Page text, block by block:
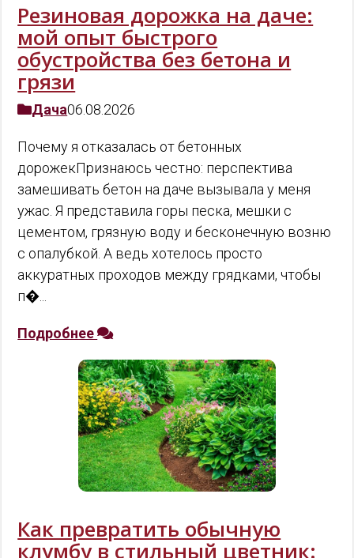
Резиновая дорожка на даче:
мой опыт быстрого
обустройства без бетона и
грязи
Дача06.08.2026
Почему я отказалась от бетонных
дорожекПризнаюсь честно: перспектива
замешивать бетон на даче вызывала у меня
ужас. Я представила горы песка, мешки с
цементом, грязную воду и бесконечную возню
с опалубкой. А ведь хотелось просто
аккуратных проходов между грядками, чтобы
п�...
Подробнее
Как превратить обычную
клумбу в стильный цветник: